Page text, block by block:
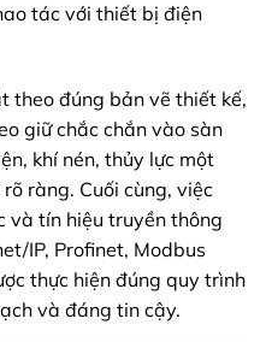
tác với thiết bị điện
theo đúng bản vẽ thiết kế,
giữ chắc chắn vào sàn
khí nén, thủy lực một
ràng. Cuối cùng, việc
và tín hiệu truyền thông
IP, Profinet, Modbus
thực hiện đúng quy trình
và đáng tin cậy.